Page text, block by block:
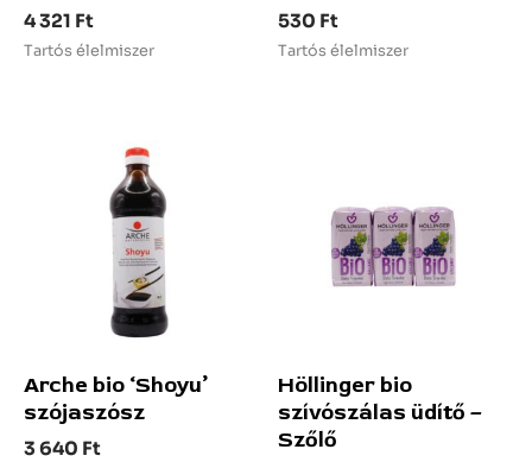
4 321 Ft
Tartós élelmiszer
530 Ft
Tartós élelmiszer
Arche bio ‘Shoyu’
szójaszósz
3 640 Ft
Höllinger bio
szívószálas üdítő –
Szőlő